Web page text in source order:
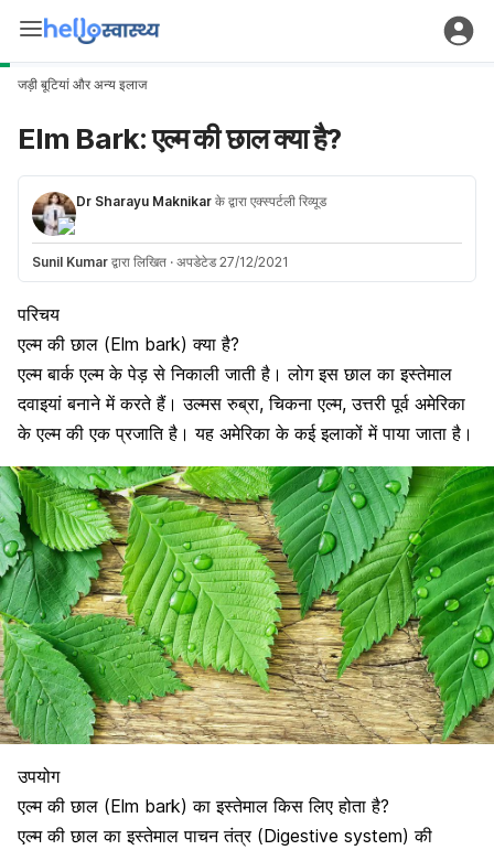
जड़ी बूटियां और अन्य इलाज
Elm Bark: एल्म की छाल क्या है?
Dr Sharayu Maknikar के द्वारा एक्स्पर्टली रिव्यूड
Sunil Kumar द्वारा लिखित · अपडेटेड 27/12/2021
परिचय
एल्म की छाल (Elm bark) क्या है?
एल्म बार्क एल्म के पेड़ से निकाली जाती है। लोग इस छाल का इस्तेमाल
दवाइयां बनाने में करते हैं। उल्मस रुब्रा, चिकना एल्म, उत्तरी पूर्व अमेरिका
के एल्म की एक प्रजाति है। यह अमेरिका के कई इलाकों में पाया जाता है।
उपयोग
एल्म की छाल (Elm bark) का इस्तेमाल किस लिए होता है?
एल्म की छाल का इस्तेमालपाचन तंत्र (Digestive system) की